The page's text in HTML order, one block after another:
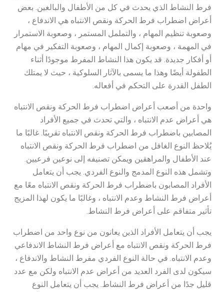
فرط النشاط الذي يحدث في كل من الأطفال والبالغين. بعض
أعراض اضطراب فرط الحركة ونقص الانتباه هي الاندفاع ،
وصعوبة تنظيم المهام ، والتململ المستمر ، وصعوبة الاستمرار
في المهمة ، وصعوبة إكمال المهام ، وصعوبة التفكير في مهام
أو أفكار جديدة. قد يكون هذا النشاط المفرط موجودًا أثناء
الطفولة أيضًا وهذا ما يسمى بالآثار السلوكية ، حيث لا يمتلك
الطفل القدرة على التحكم في أفعاله.
واحدة من أصعب أعراض اضطراب فرط الحركة ونقص الانتباه
هي أعراض عدم الانتباه ، والتي تحدث في جميع الأفراد
المصابين باضطراب فرط الحركة ونقص الانتباه تقريبًا. غالبًا ما
يُلاحظ النوع الغافل من اضطراب فرط الحركة ونقص الانتباه
عند الأطفال والمراهقين ويمكن تصنيفه إلى نوعين فرعيين.
وتشمل هذه النوع المدمج والنوع الفردي. يجب أن يتعامل
الأفراد المصابون باضطراب فرط الحركة ونقص الانتباه معًا مع
أعراض فرط النشاط وعدم الانتباه ، وغالبًا ما يكون لهذا المزيج
تأثير متفاقم على أعراض فرط النشاط.
يجب أن يتعامل الأفراد الذين يعانون من نوع واحد من اضطراب
فرط الحركة ونقص الانتباه مع أعراض فرط النشاط الاندفاعي
وعدم الانتباه. في حالة النوع الفردي مفرط النشاط والاندفاع ،
سيكون لدى الفرد العديد من أعراض عدم الانتباه ولكن مع عدد
قليل جدًا من أعراض فرط النشاط. يجب أن يتعامل النوع